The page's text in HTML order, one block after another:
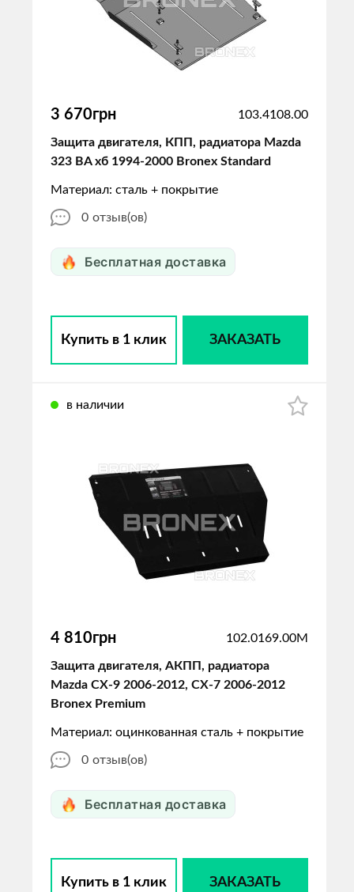
3 670грн 103.4108.00
Защита двигателя, КПП, радиатора Mazda
323 BA хб 1994-2000 Bronex Standard
Материал: сталь + покрытие
0 отзыв(ов)
Бесплатная доставка
Купить в 1 клик ЗАКАЗАТЬ
в наличии
4 810грн 102.0169.00M
Защита двигателя, АКПП, радиатора
Mazda CX-9 2006-2012, CX-7 2006-2012
Bronex Premium
Материал: оцинкованная сталь + покрытие
0 отзыв(ов)
Бесплатная доставка
Купить в 1 клик ЗАКАЗАТЬ